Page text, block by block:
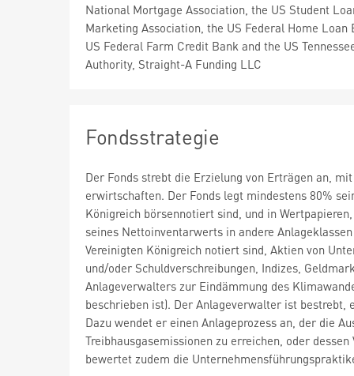
National Mortgage Association, the US Student
Marketing Association, the US Federal Home Loan
US Federal Farm Credit Bank and the US
Authority, Straight-A Funding LLC
Fondsstrategie
Der Fonds strebt die Erzielung von Erträgen an,
erwirtschaften. Der Fonds legt mindestens 80%
Königreich börsennotiert sind, und in
seines Nettoinventarwerts in andere
Vereinigten Königreich notiert sind, Aktien von
und/oder Schuldverschreibungen, Indizes,
Anlageverwalters zur Eindämmung des
beschrieben ist). Der Anlageverwalter ist
Dazu wendet er einen Anlageprozess an, der die
Treibhausgasemissionen zu erreichen, oder
bewertet zudem die